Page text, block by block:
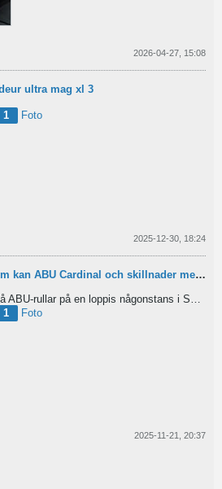
2026-04-27, 15:08
ultra mag xl 3
1
Foto
2025-12-30, 18:24
ABU Cardinal och skillnader mellan äldre rullar?
1
Foto
2025-11-21, 20:37